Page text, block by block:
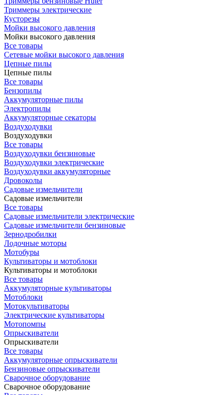
Триммеры электрические
Кусторезы
Мойки высокого давления
Мойки высокого давления
Все товары
Сетевые мойки высокого давления
Цепные пилы
Цепные пилы
Все товары
Бензопилы
Аккумуляторные пилы
Электропилы
Аккумуляторные секаторы
Воздуходувки
Воздуходувки
Все товары
Воздуходувки бензиновые
Воздуходувки электрические
Воздуходувки аккумуляторные
Дровоколы
Садовые измельчители
Садовые измельчители
Все товары
Садовые измельчители электрические
Садовые измельчители бензиновые
Зернодробилки
Лодочные моторы
Мотобуры
Культиваторы и мотоблоки
Культиваторы и мотоблоки
Все товары
Аккумуляторные культиваторы
Мотоблоки
Мотокультиваторы
Электрические культиваторы
Мотопомпы
Опрыскиватели
Опрыскиватели
Все товары
Аккумуляторные опрыскиватели
Бензиновые опрыскиватели
Сварочное оборудование
Сварочное оборудование